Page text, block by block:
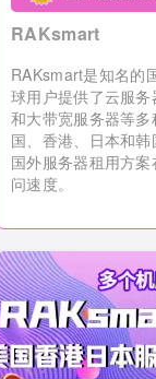
RAKsmart
RAKsmart是知名的
球用户提供了云服
和大带宽服务器等
国、香港、日本和
国外服务器租用方
问速度。